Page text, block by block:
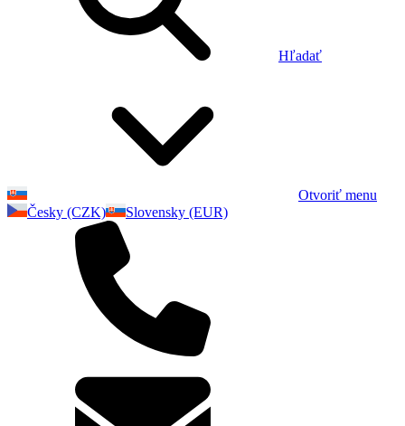
Hľadať
Otvoriť menu
Česky (CZK)
Slovensky (EUR)